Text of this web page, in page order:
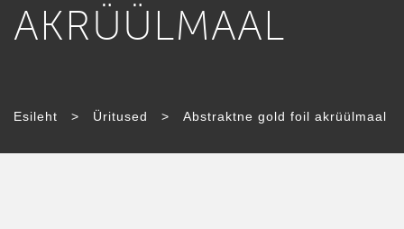
AKRÜÜLMAAL
Esileht > Üritused > Abstraktne gold foil akrüülmaal